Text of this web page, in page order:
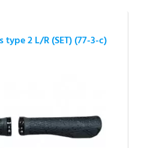
2 L/R (SET) (77-3-c)